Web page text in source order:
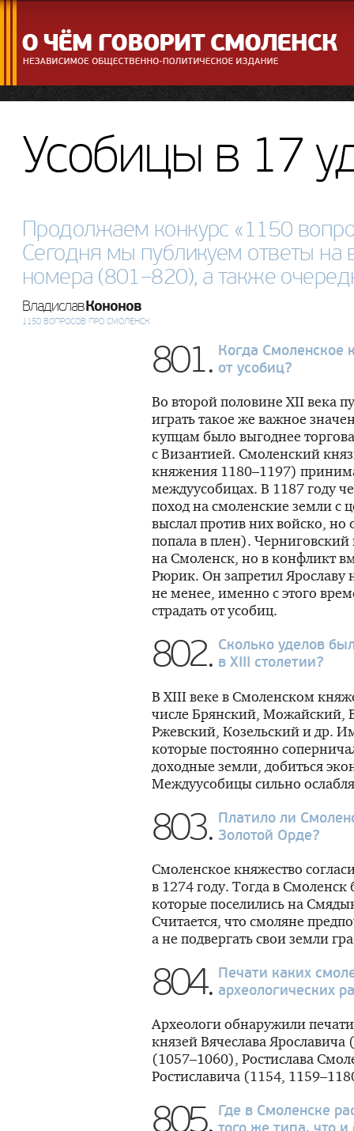
Усобицы в 17
Продолжаем конкурс «1150
Сегодня мы публикуем ответы
номера (801–820), а также
ВладиславКононов
1150 ВОПРОСОВ ПРО СМОЛЕНСК
801. Когда Смоленское
от усобиц?
Во второй половине XII века
играть такое же важное
купцам было выгоднее
с Византией. Смоленский
княжения 1180–1197)
междуусобицах. В 1187 году
поход на смоленские земли с
выслал против них войско, но
попала в плен). Черниговский
на Смоленск, но в конфликт
Рюрик. Он запретил Ярославу
не менее, именно с этого
страдать от усобиц.
802. Сколько уделов
в XIII столетии?
В XIII веке в Смоленском
числе Брянский, Можайский,
Ржевский, Козельский и др.
которые постоянно
доходные земли, добиться
Междуусобицы сильно
803. Платило ли
Золотой Орде?
Смоленское княжество
в 1274 году. Тогда в
которые поселились на
Считается, что смоляне
а не подвергать свои земли
804. Печати каких
археологических
Археологи обнаружили
князей Вячеслава
(1057–1060), Ростислава
Ростиславича (1154,
805. Где в Смоленске